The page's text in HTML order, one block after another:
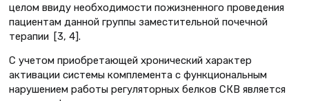
целом ввиду необходимости пожизненного проведения
пациентам данной группы заместительной почечной
терапии [3, 4].
С учетом приобретающей хронический характер
активации системы комплемента c функциональным
нарушением работы регуляторных белков СКВ является